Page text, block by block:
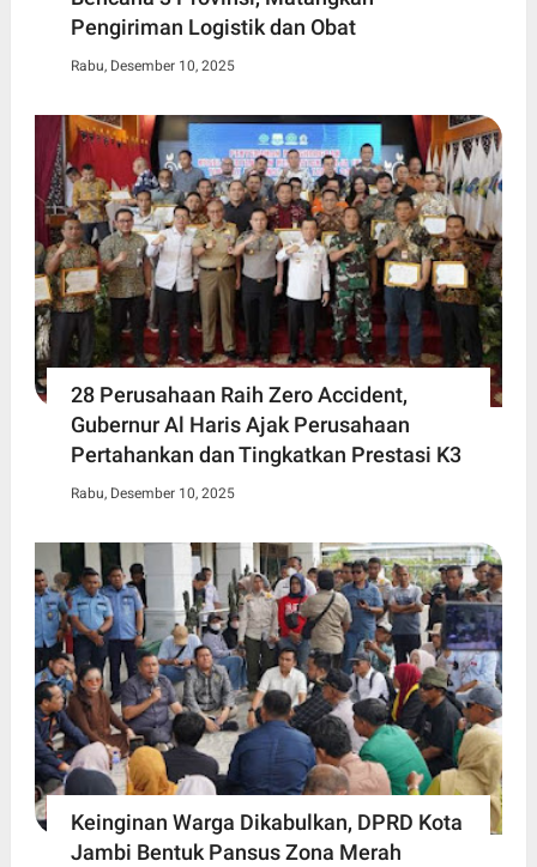
Pengiriman Logistik dan Obat
Rabu, Desember 10, 2025
28 Perusahaan Raih Zero Accident,
Gubernur Al Haris Ajak Perusahaan
Pertahankan dan Tingkatkan Prestasi K3
Rabu, Desember 10, 2025
Keinginan Warga Dikabulkan, DPRD Kota
Jambi Bentuk Pansus Zona Merah